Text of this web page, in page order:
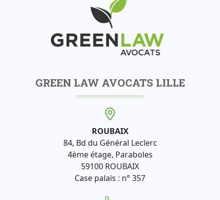
GREEN LAW AVOCATS LILLE
ROUBAIX
84, Bd du Général Leclerc
4ème étage, Paraboles
59100 ROUBAIX
Case palais : n° 357